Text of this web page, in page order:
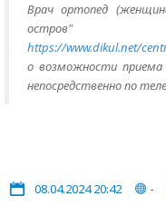
Врач ортопед
остров"
https://www.dikul.net/
о возможности приема
непосредственно по
08.04.2024 20:42 -